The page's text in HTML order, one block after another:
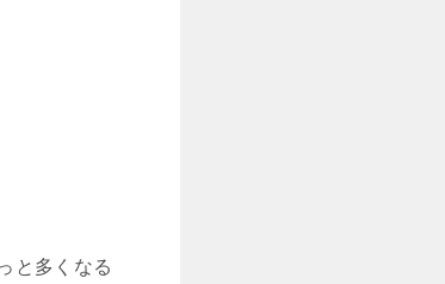
と多くなる